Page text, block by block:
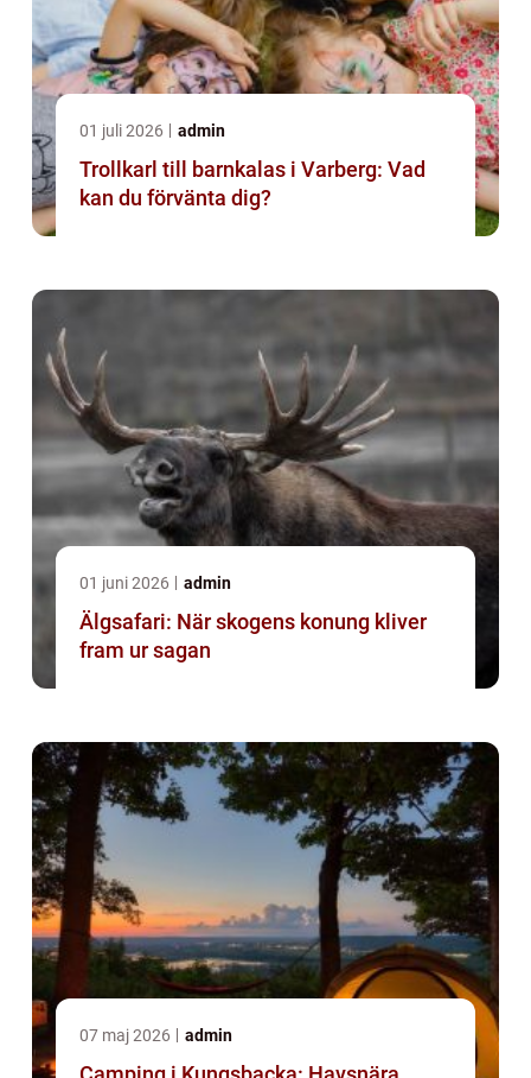
01 juli 2026 admin
Trollkarl till barnkalas i Varberg: Vad
kan du förvänta dig?
01 juni 2026 admin
Älgsafari: När skogens konung kliver
fram ur sagan
07 maj 2026 admin